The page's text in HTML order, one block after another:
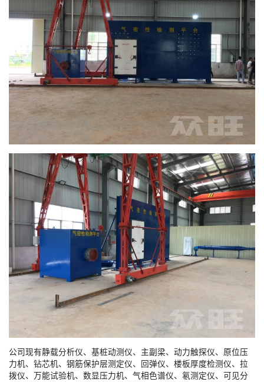
公司现有静载分析仪、基桩动测仪、主副梁、动力触探仪、原位压
力机、钻芯机、钢筋保护层测定仪、回弹仪、楼板厚度检测仪、拉
拨仪、万能试验机、数显压力机、气相色谱仪、氡测定仪、可见分